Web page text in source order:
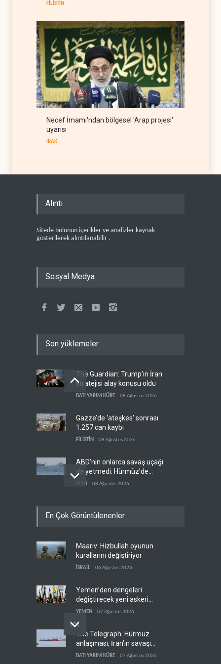
FİLİSTİN
Necef İmamı'ndan bölgesel 'Arap projesi'
uyarısı
IRAK
Alıntı
Sitede bulunun içerikler ve analizler kaynak
gösterilerek alıntılanabilir .
Sosyal Medya
Son yüklemeler
The Guardian: Trump’ın İran
stratejisi alay konusu oldu
BATI YARIM KÜRE 08 Ağustos 2026
Gazze’de ‘ateşkes’ sonrası
1.257 can kaybı
FİLİSTİN 08 Ağustos 2026
ABD’nin onlarca savaş uçağı
da yetmedi: Hürmüz’de
gemi vuruldu
İRAN 08 Ağustos 2026
'Arap projesi' uyarısı
Mossad’ın İran'a karşı Kürt
planı neden çöktü?
08 Ağustos 2026
En Çok Görüntülenenler
Maariv: Hizbullah oyunun
kurallarını değiştiriyor
İSRAİL 06 Ağustos 2026
Yemen’den dengeleri
değiştirecek yeni askeri
denklem
YEMEN 07 Ağustos 2026
The Telegraph: Hürmüz
anlaşması, İran’ın savaşı
kazandığını gösteriyor
BATI YARIM KÜRE 07 Ağustos 2026